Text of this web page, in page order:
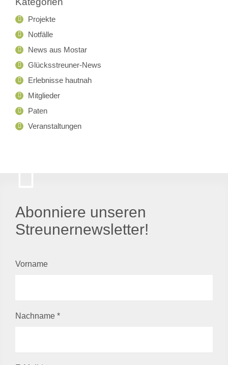
Projekte
Notfälle
News aus Mostar
Glücksstreuner-News
Erlebnisse hautnah
Mitglieder
Paten
Veranstaltungen
Abonniere unseren
Streunernewsletter!
Vorname
Nachname *